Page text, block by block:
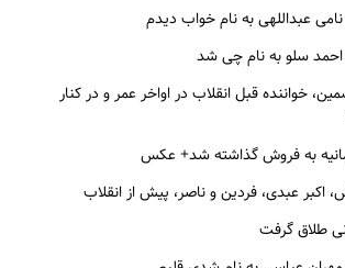
عبداللهی به نام خواب دیدم
سلو به نام چی شد
خواننده قبل انقلاب در اواخر عمر و در کنار
به فروش گذاشته شد+ عکس
اکبر عبدی، فردین و ناصر، پیش از انقلاب
طلاق گرفت